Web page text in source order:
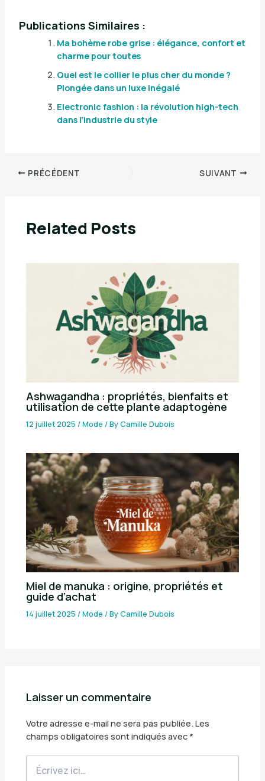
Publications Similaires :
Ma bohème robe grise : élégance, confort et
charme pour toutes
Quel est le collier le plus cher du monde ?
Plongée dans un luxe inégalé
Electronic fashion : la révolution high-tech
dans l’industrie du style
PRÉCÉDENT SUIVANT
Related Posts
Ashwagandha : propriétés, bienfaits et
utilisation de cette plante adaptogène
12 juillet 2025/Mode / ByCamille Dubois
Miel de manuka : origine, propriétés et
guide d’achat
14 juillet 2025/Mode / ByCamille Dubois
Laisser un commentaire
Votre adresse e-mail ne sera pas publiée. Les
champs obligatoires sont indiqués avec *
ici…